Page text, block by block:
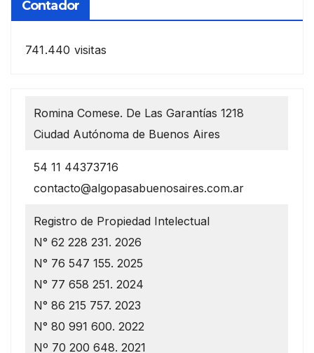
Contador
741.440 visitas
Romina Comese. De Las Garantías 1218
Ciudad Autónoma de Buenos Aires
54 11 44373716
contacto@algopasabuenosaires.com.ar
Registro de Propiedad Intelectual
N° 62 228 231. 2026
N° 76 547 155. 2025
N° 77 658 251. 2024
N° 86 215 757. 2023
N° 80 991 600. 2022
Nº 70 200 648. 2021